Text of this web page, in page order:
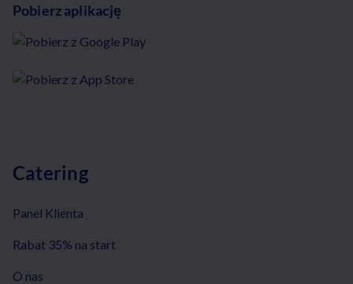
Pobierz aplikację
Catering
Panel Klienta
Rabat 35% na start
O nas